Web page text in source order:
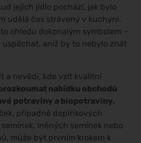
jejich jídlo pochází, jak bylo
udělá čas strávený v kuchyni.
ohledu dokonalým symbolem –
uspěchat, aniž by to nebylo znát
a nevědí, kde vzít kvalitní
nabídku obchodů
potraviny a biopotraviny.
případně doplňkových
lněných semínek nebo
může být prvním krokem k